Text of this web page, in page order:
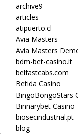
archive9
articles
atipuerto.cl
Avia Masters
Avia Masters
bdm-bet-casino.it
belfastcabs.com
Betida Casino
BingoBongoStars
Binnarybet Casino
biosecindustrial.pt
blog